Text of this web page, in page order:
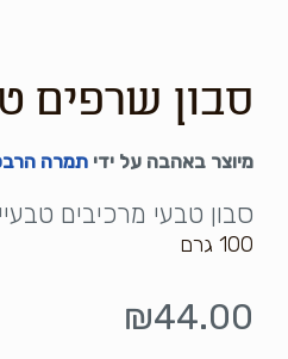
סבון שרפים
מיוצר באהבה על ידיתמרה
סבון טבעי מרכיבים
100 גרם
₪44.00